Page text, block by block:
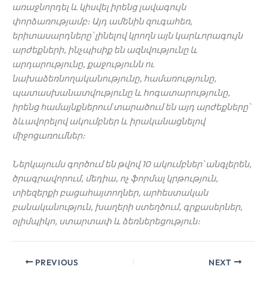
առաջնորդել և կիսվել իրենց լավագույն
փորձառությամբ։ Այդ ամենին զուգահեռ,
երիտասարդները՝ լինելով կրողն այն կարևորագույն
արժեքների, ինչպիսիք են ազնվությունը և
արդարությունը, քաջությունն ու
նախաձեռնողականությունը, համառությունը,
պատասխանատվությունը և հոգատարությունը,
իրենց համայնքներում տարածում են այդ արժեքները՝
ձևավորելով ակումբներ և իրականացնելով
միջոցառումներ։
Ներկայումս գործում են թվով 10 ակումբներ՝ անգլերեն,
ծրագրավորում, մեդիա, ոչ ֆորմալ կրթություն,
տիեզերքի բացահայտողներ, արհեստական
բանականություն, խաղերի ստեղծում, գրքասերներ,
օլիմպիկո, ստարտափ և ձեռներեցություն։
PREVIOUS NEXT